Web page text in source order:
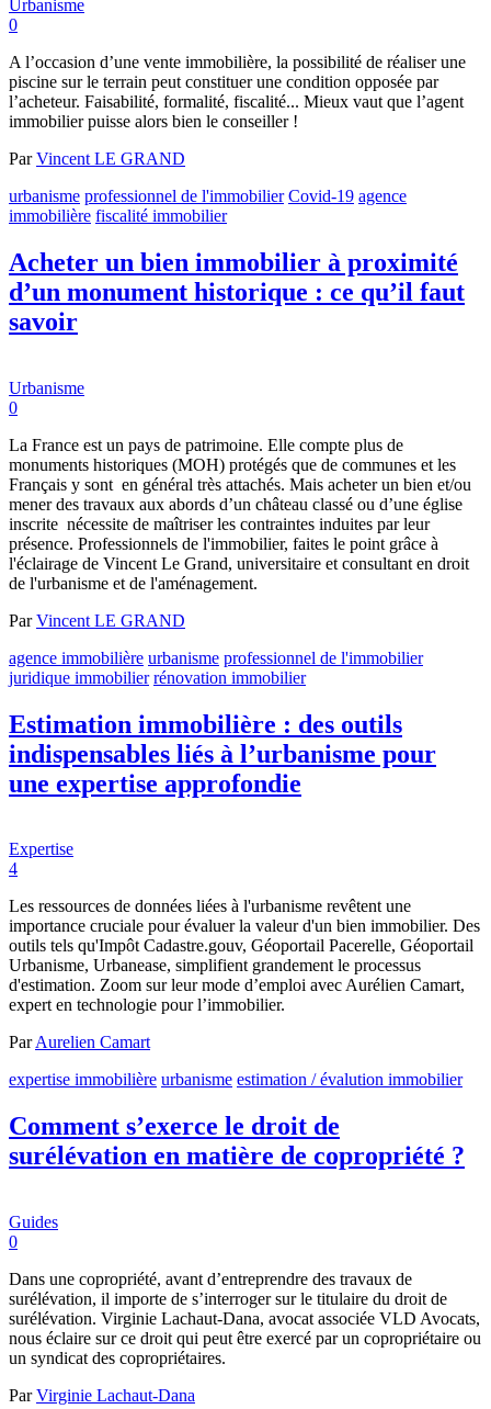
Urbanisme
0
A l’occasion d’une vente immobilière, la possibilité de réaliser une
piscine sur le terrain peut constituer une condition opposée par
l’acheteur. Faisabilité, formalité, fiscalité... Mieux vaut que l’agent
immobilier puisse alors bien le conseiller !
ParVincent LE GRAND
urbanisme professionnel de l'immobilier Covid-19 agence
immobilière fiscalité immobilier
Acheter un bien immobilier à proximité
d’un monument historique : ce qu’il faut
savoir
Urbanisme
0
La France est un pays de patrimoine. Elle compte plus de
monuments historiques (MOH) protégés que de communes et les
Français y sont en général très attachés. Mais acheter un bien et/ou
mener des travaux aux abords d’un château classé ou d’une église
inscrite nécessite de maîtriser les contraintes induites par leur
présence. Professionnels de l'immobilier, faites le point grâce à
l'éclairage de Vincent Le Grand, universitaire et consultant en droit
de l'urbanisme et de l'aménagement.
ParVincent LE GRAND
agence immobilière urbanisme professionnel de l'immobilier
juridique immobilier rénovation immobilier
Estimation immobilière : des outils
indispensables liés à l’urbanisme pour
une expertise approfondie
Expertise
4
Les ressources de données liées à l'urbanisme revêtent une
importance cruciale pour évaluer la valeur d'un bien immobilier. Des
outils tels qu'Impôt Cadastre.gouv, Géoportail Pacerelle, Géoportail
Urbanisme, Urbanease, simplifient grandement le processus
d'estimation. Zoom sur leur mode d’emploi avec Aurélien Camart,
expert en technologie pour l’immobilier.
ParAurelien Camart
expertise immobilière urbanisme estimation / évalution immobilier
Comment s’exerce le droit de
surélévation en matière de copropriété ?
Guides
0
Dans une copropriété, avant d’entreprendre des travaux de
surélévation, il importe de s’interroger sur le titulaire du droit de
surélévation. Virginie Lachaut-Dana, avocat associée VLD Avocats,
nous éclaire sur ce droit qui peut être exercé par un copropriétaire ou
un syndicat des copropriétaires.
ParVirginie Lachaut-Dana